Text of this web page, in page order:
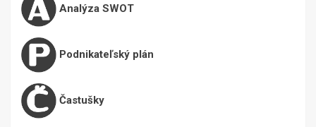
Analýza SWOT
Podnikateľský plán
Častušky